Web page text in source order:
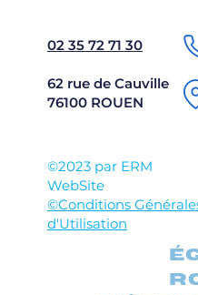
02 35 72 71 30
62 rue de Cauville
76100 ROUEN
©2023 par ERM
WebSite
©Conditions
d'Utilisation